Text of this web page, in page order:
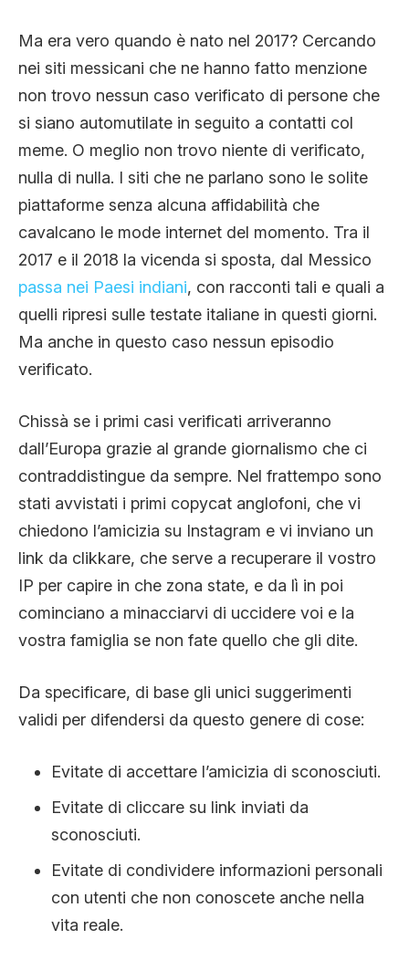
Ma era vero quando è nato nel 2017? Cercando
nei siti messicani che ne hanno fatto menzione
non trovo nessun caso verificato di persone che
si siano automutilate in seguito a contatti col
meme. O meglio non trovo niente di verificato,
nulla di nulla. I siti che ne parlano sono le solite
piattaforme senza alcuna affidabilità che
cavalcano le mode internet del momento. Tra il
2017 e il 2018 la vicenda si sposta, dal Messico
passa nei Paesi indiani, con racconti tali e quali a
quelli ripresi sulle testate italiane in questi giorni.
Ma anche in questo caso nessun episodio
verificato.
Chissà se i primi casi verificati arriveranno
dall’Europa grazie al grande giornalismo che ci
contraddistingue da sempre. Nel frattempo sono
stati avvistati i primi copycat anglofoni, che vi
chiedono l’amicizia su Instagram e vi inviano un
link da clikkare, che serve a recuperare il vostro
IP per capire in che zona state, e da lì in poi
cominciano a minacciarvi di uccidere voi e la
vostra famiglia se non fate quello che gli dite.
Da specificare, di base gli unici suggerimenti
validi per difendersi da questo genere di cose:
Evitate di accettare l’amicizia di sconosciuti.
Evitate di cliccare su link inviati da
sconosciuti.
Evitate di condividere informazioni personali
con utenti che non conoscete anche nella
vita reale.